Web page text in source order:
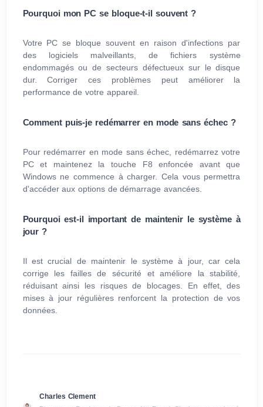
Pourquoi mon PC se bloque-t-il souvent ?
Votre PC se bloque souvent en raison d'infections par
des logiciels malveillants, de fichiers système
endommagés ou de secteurs défectueux sur le disque
dur. Corriger ces problèmes peut améliorer la
performance de votre appareil.
Comment puis-je redémarrer en mode sans échec ?
Pour redémarrer en mode sans échec, redémarrez votre
PC et maintenez la touche F8 enfoncée avant que
Windows ne commence à charger. Cela vous permettra
d'accéder aux options de démarrage avancées.
Pourquoi est-il important de maintenir le système à
jour ?
Il est crucial de maintenir le système à jour, car cela
corrige les failles de sécurité et améliore la stabilité,
réduisant ainsi les risques de blocages. En effet, des
mises à jour régulières renforcent la protection de vos
données.
Charles Clement